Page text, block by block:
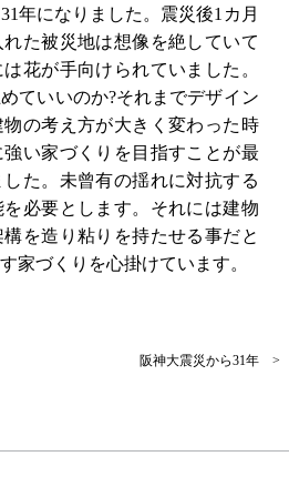
年になりました。震災後1カ月
た被災地は想像を絶していて
花が手向けられていました。
ていいのか?それまでデザイン
の考え方が大きく変わった時
い家づくりを目指すことが最
た。未曾有の揺れに対抗する
必要とします。それには建物
を造り粘りを持たせる事だと
家づくりを心掛けています。
阪神大震災から31年 >